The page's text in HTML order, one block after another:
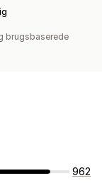
brugsbaserede
962